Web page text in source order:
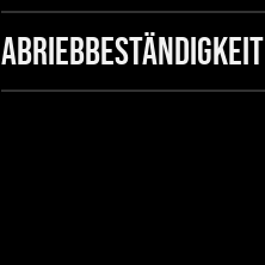
Abriebbeständigkeit